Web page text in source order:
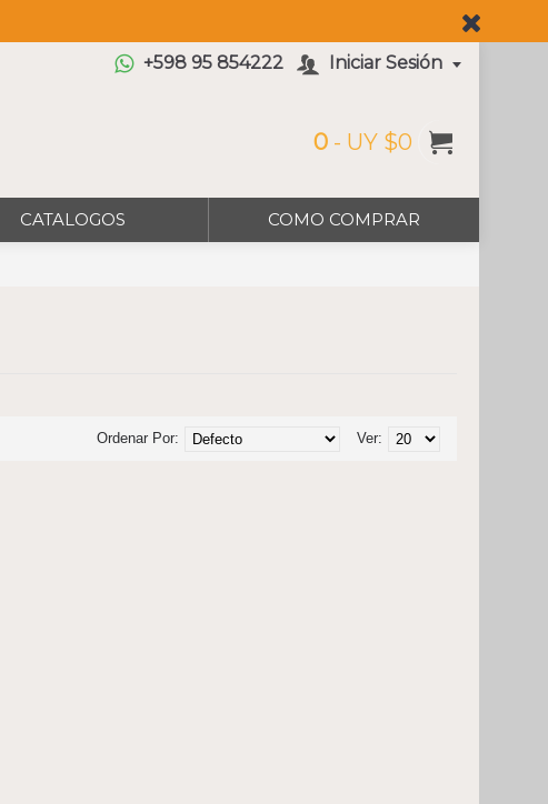
+598 95 854222 Iniciar Sesión
0 - UY $0
CATALOGOS COMO COMPRAR
Ver:
Ordenar Por: